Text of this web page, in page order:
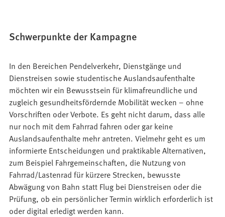
Schwerpunkte der Kampagne
In den Bereichen Pendelverkehr, Dienstgänge und
Dienstreisen sowie studentische Auslandsaufenthalte
möchten wir ein Bewusstsein für klimafreundliche und
zugleich gesundheitsfördernde Mobilität wecken – ohne
Vorschriften oder Verbote. Es geht nicht darum, dass alle
nur noch mit dem Fahrrad fahren oder gar keine
Auslandsaufenthalte mehr antreten. Vielmehr geht es um
informierte Entscheidungen und praktikable Alternativen,
zum Beispiel Fahrgemeinschaften, die Nutzung von
Fahrrad/Lastenrad für kürzere Strecken, bewusste
Abwägung von Bahn statt Flug bei Dienstreisen oder die
Prüfung, ob ein persönlicher Termin wirklich erforderlich ist
oder digital erledigt werden kann.